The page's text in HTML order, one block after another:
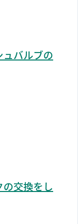
バルブの
交換をし